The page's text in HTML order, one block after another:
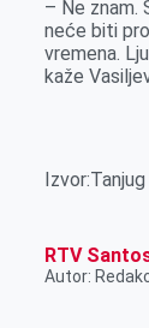
– Ne znam.
neće biti
vremena.
kaže
Izvor:Tanjug
RTV
Autor: